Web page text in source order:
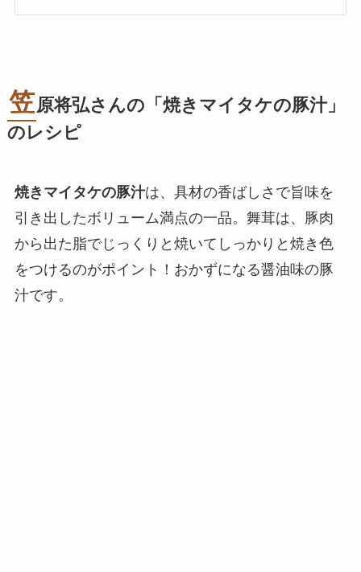
笠原将弘さんの「焼きマイタケの豚汁」
のレシピ
焼きマイタケの豚汁は、具材の香ばしさで旨味を
引き出したボリューム満点の一品。舞茸は、豚肉
から出た脂でじっくりと焼いてしっかりと焼き色
をつけるのがポイント！おかずになる醤油味の豚
汁です。